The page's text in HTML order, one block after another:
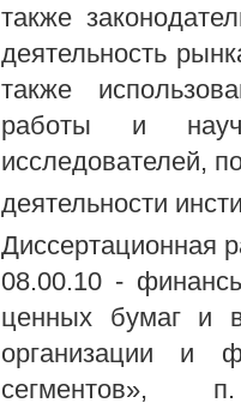
также
деятельность
также
работы и
исследователей,
деятельности
Диссертационная
08.00.10 -
ценных бумаг и
организации и
сегментов»,